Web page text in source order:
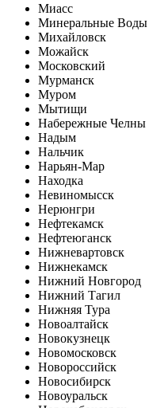
Миасс
Минеральные Воды
Михайловск
Можайск
Московский
Мурманск
Муром
Мытищи
Набережные Челны
Надым
Нальчик
Нарьян-Мар
Находка
Невиномысск
Нерюнгри
Нефтекамск
Нефтеюганск
Нижневартовск
Нижнекамск
Нижний Новгород
Нижний Тагил
Нижняя Тура
Новоалтайск
Новокузнецк
Новомосковск
Новороссийск
Новосибирск
Новоуральск